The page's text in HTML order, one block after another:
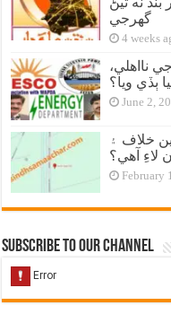
گهرجي
4 weeks
نااهلي،
June 2,
خلاف ۽
لاءِ آهي؟
February
Subscribe to our Channel